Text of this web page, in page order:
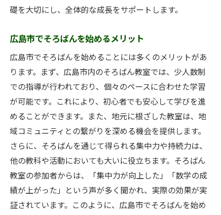
広島市のそろばん教室でスキルを身につける方
スキルアップを目指す！そろばん教室の活
用法
広島市でのそろばん教室を通じた成長のス
テップ
効果的な学びを進めるためのポイント
スキルを活かす！そろばん教室の活用法
広島市のそろばん教室での成果を実感
初めてのそろばん体験を広島市で楽しむ方法
初めてのそろばん教室での体験談
広島市のそろばん教室での初体験の心得
礎を大切にし、全体的な成長をサポートします。
広島市でそろばんを始めるメリット
広島市でそろばんを始めることには多くのメリットがあ
ります。まず、広島市内のそろばん教室では、少人数制
での指導が行われており、個々のペースに合わせた学習
が可能です。これにより、初心者でも安心して学びを進
めることができます。また、地元に根ざした教室は、地
域コミュニティとの繋がりを深める機会を提供します。
さらに、そろばんを通じて得られる集中力や持続力は、
他の教科や活動においても大いに役立ちます。そろばん
教室の参加者からは、「集中力が向上した」「数学の成
績が上がった」という声が多く聞かれ、実際の効果が実
証されています。このように、広島市でそろばんを始め